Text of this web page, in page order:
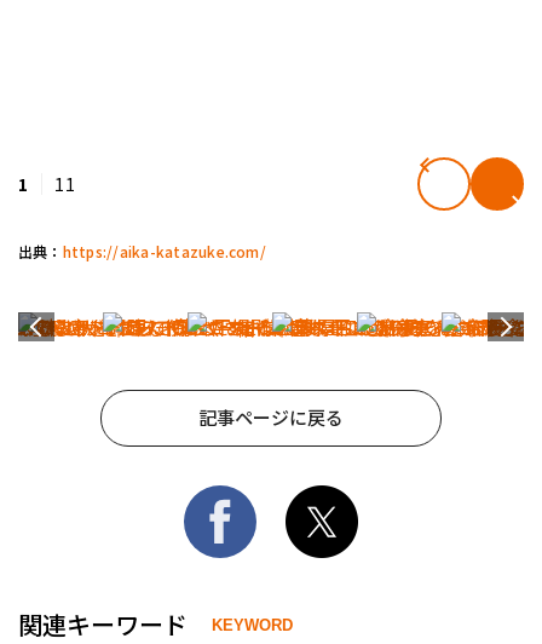
1 11
出典： https://aika-katazuke.com/
記事ページに戻る
関連キーワード KEYWORD